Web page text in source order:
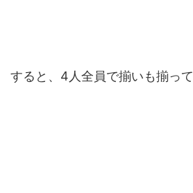
すると、4人全員で揃いも揃って